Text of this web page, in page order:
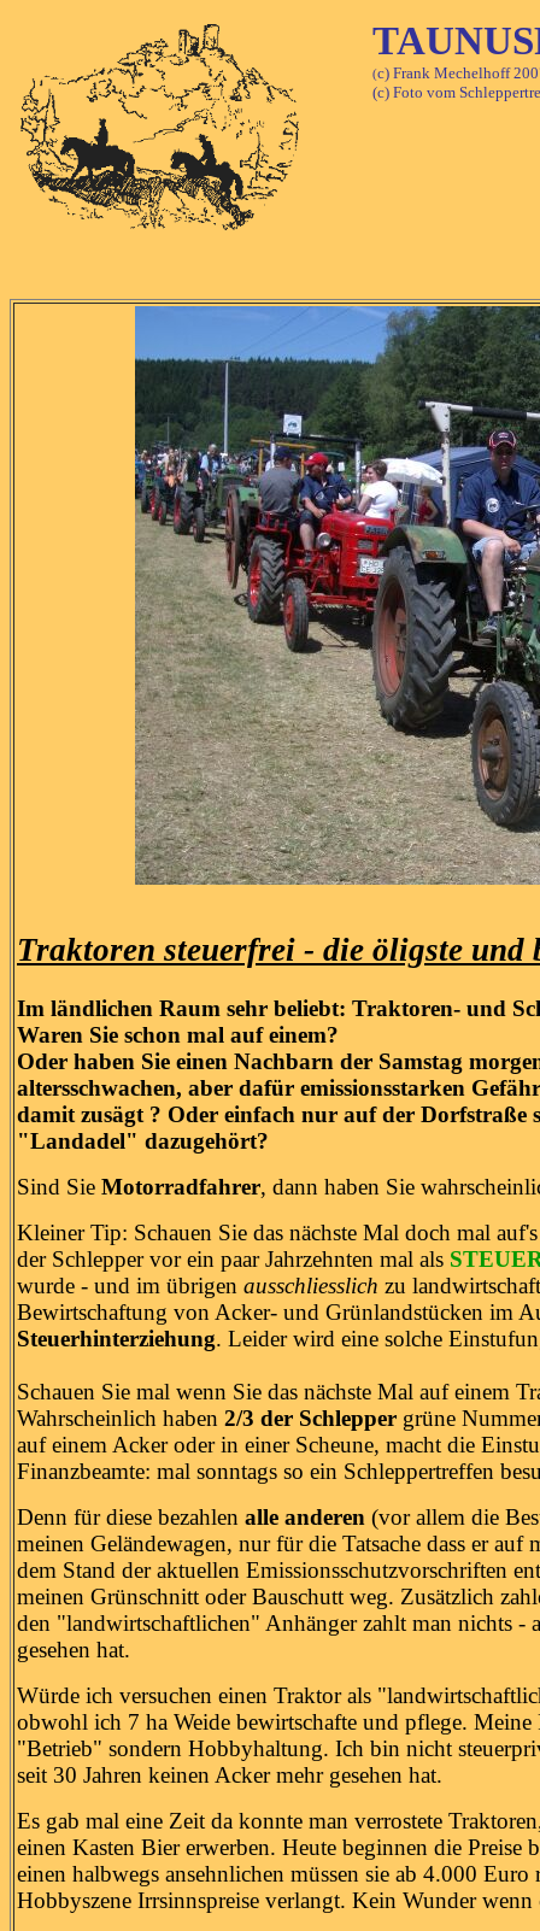
(c) Frank Mechelhoff
(c) Foto vom
Traktoren steuerfrei - die öligste
Im ländlichen Raum sehr beliebt: Traktoren- und
Waren Sie schon mal auf einem?
Oder haben Sie einen Nachbarn der Samstag
altersschwachen, aber dafür emissionsstarken
damit zusägt ? Oder einfach nur auf der Dorfstraße
"Landadel" dazugehört?
Sind Sie Motorradfahrer, dann haben Sie
Kleiner Tip: Schauen Sie das nächste Mal doch mal
der Schlepper vor ein paar Jahrzehnten mal als
wurde - und im übrigen ausschliesslich zu
Bewirtschaftung von Acker- und Grünlandstücken im
Steuerhinterziehung. Leider wird eine solche
Schauen Sie mal wenn Sie das nächste Mal auf einem
Wahrscheinlich haben 2/3 der Schlepper grüne
auf einem Acker oder in einer Scheune, macht die
Finanzbeamte: mal sonntags so ein Schleppertreffen
Denn für diese bezahlen alle anderen (vor allem die
meinen Geländewagen, nur für die Tatsache dass er auf
dem Stand der aktuellen Emissionsschutzvorschriften
meinen Grünschnitt oder Bauschutt weg. Zusätzlich
den "landwirtschaftlichen" Anhänger zahlt man nichts -
gesehen hat.
Würde ich versuchen einen Traktor als
obwohl ich 7 ha Weide bewirtschafte und pflege.
"Betrieb" sondern Hobbyhaltung. Ich bin nicht
seit 30 Jahren keinen Acker mehr gesehen hat.
Es gab mal eine Zeit da konnte man verrostete
einen Kasten Bier erwerben. Heute beginnen die
einen halbwegs ansehnlichen müssen sie ab 4.000
Hobbyszene Irrsinnspreise verlangt. Kein Wunder